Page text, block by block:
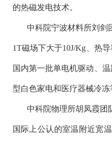
的热磁发电技术。
中科院宁波材料所刘剑
1T磁场下大于10J/Kg、热
国内第一批单电机驱动、
型白色家电和医疗器械冷冻
中科院物理所胡凤霞团
国际上公认的室温附近宽